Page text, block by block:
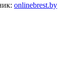
onlinebrest.by